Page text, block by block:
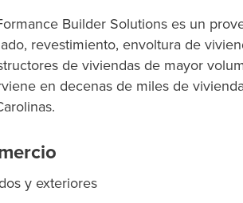
Builder Solutions es un
revestimiento, envoltura de
de viviendas de mayor
en decenas de miles de
y exteriores